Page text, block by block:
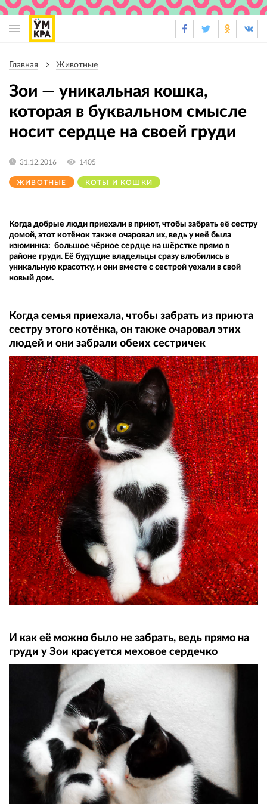
навигация
навигации
Главная Животные
Зои — уникальная кошка,
которая в буквальном смысле
носит сердце на своей груди
ЖИВОТНЫЕ КОТЫ И КОШКИ
31.12.2016 1405
Когда добрые люди приехали в приют, чтобы забрать её сестру
домой, этот котёнок также очаровал их, ведь у неё была
изюминка: большое чёрное сердце на шёрстке прямо в
районе груди. Её будущие владельцы сразу влюбились в
уникальную красотку, и они вместе с сестрой уехали в свой
новый дом.
Когда семья приехала, чтобы забрать из приюта
сестру этого котёнка, он также очаровал этих
людей и они забрали обеих сестричек
И как её можно было не забрать, ведь прямо на
груди у Зои красуется меховое сердечко